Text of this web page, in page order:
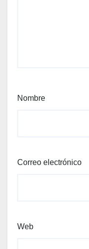
Nombre
Correo electrónico
Web